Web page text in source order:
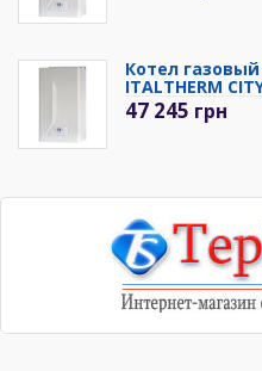
Котел
ITALTHERM
47 245 грн